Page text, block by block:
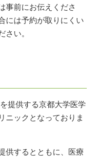
事前にお伝えくださ
には予約が取りにくい
い。
提供する京都大学医学
ニックとなっておりま
供するとともに、医療